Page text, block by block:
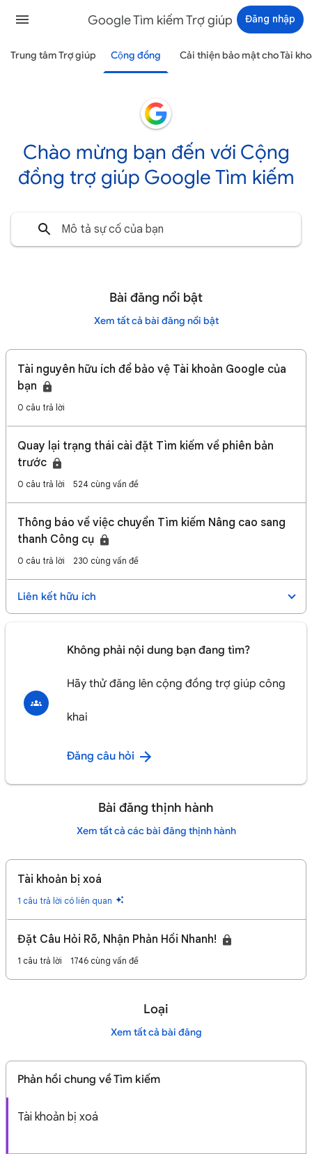
Google Tìm kiếm Trợ giúp Đăng nhập
Trung tâm Trợ giúp Cộng đồng Cải thiện bảo mật cho Tài
Chào mừng bạn đến với Cộng
đồng trợ giúp Google Tìm kiếm
Bài đăng nổi bật
Xem tất cả bài đăng nổi bật
Tài nguyên hữu ích để bảo vệ Tài khoản Google của
bạn
0 câu trả lời
Quay lại trạng thái cài đặt Tìm kiếm về phiên bản
trước
0 câu trả lời 524 cùng vấn đề
Thông báo về việc chuyển Tìm kiếm Nâng cao sang
thanh Công cụ
0 câu trả lời 230 cùng vấn đề
Liên kết hữu ích
Không phải nội dung bạn đang tìm?
Hãy thử đăng lên cộng đồng trợ giúp công
khai
Đăng câu hỏi
Bài đăng thịnh hành
Xem tất cả các bài đăng thịnh hành
Tài khoản bị xoá
1 câu trả lời có liên quan
Đặt Câu Hỏi Rõ, Nhận Phản Hồi Nhanh!
1 câu trả lời 1746 cùng vấn đề
Loại
Xem tất cả bài đăng
Phản hồi chung về Tìm kiếm
Tài khoản bị xoá